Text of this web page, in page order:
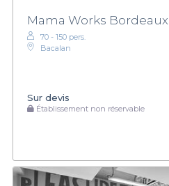
Mama Works
70 - 150 pers.
Bacalan
Sur devis
Établissement non réservable